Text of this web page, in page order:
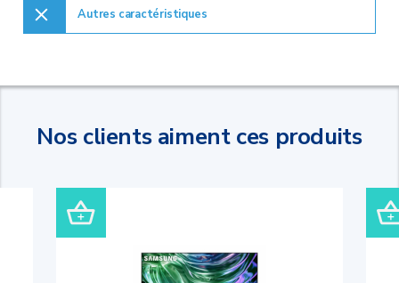
Autres caractéristiques
Nos clients aiment ces produits